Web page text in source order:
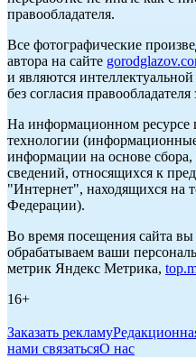
правообладателя.
Все фотографические
автора на сайте
и являются
без согласия
На информационном ресурсе
технологии
информации на основе сбора,
сведений, относящихся к
"Интернет", находящихся на
Федерации).
Во время посещения сайта вы
обрабатываем ваши
метрик Яндекс Метрика,
16+
Заказать рекламу
нами связатьсяО нас